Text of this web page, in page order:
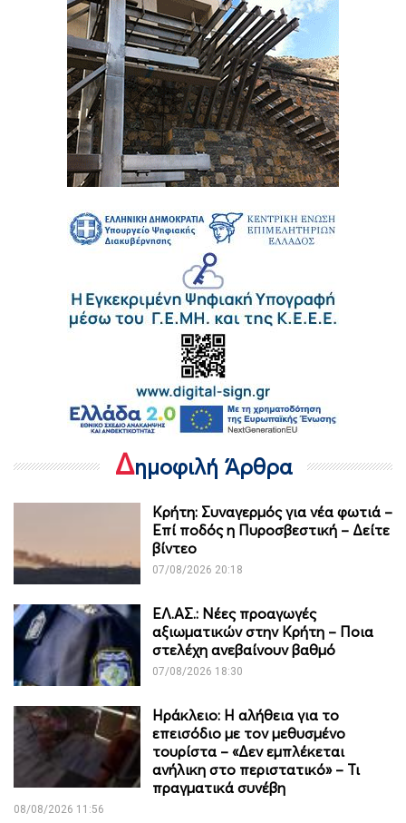
Δημοφιλή Άρθρα
Κρήτη: Συναγερμός για νέα φωτιά –
Επί ποδός η Πυροσβεστική – Δείτε
βίντεο
07/08/2026 20:18
ΕΛ.ΑΣ.: Νέες προαγωγές
αξιωματικών στην Κρήτη – Ποια
στελέχη ανεβαίνουν βαθμό
07/08/2026 18:30
Ηράκλειο: Η αλήθεια για το
επεισόδιο με τον μεθυσμένο
τουρίστα – «Δεν εμπλέκεται
ανήλικη στο περιστατικό» – Τι
πραγματικά συνέβη
08/08/2026 11:56